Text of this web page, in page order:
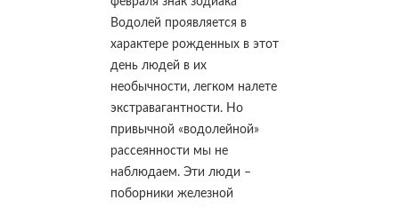
Водолей проявляется в
характере рожденных в этот
день людей в их
необычности, легком налете
экстравагантности. Но
привычной «водолейной»
рассеянности мы не
наблюдаем. Эти люди –
поборники железной